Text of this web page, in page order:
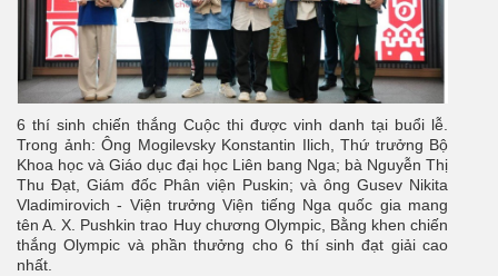
6 thí sinh chiến thắng Cuộc thi được vinh danh tại buổi lễ.
Trong ảnh: Ông Mogilevsky Konstantin Ilich, Thứ trưởng Bộ
Khoa học và Giáo dục đại học Liên bang Nga; bà Nguyễn Thị
Thu Đạt, Giám đốc Phân viện Puskin; và ông Gusev Nikita
Vladimirovich - Viện trưởng Viện tiếng Nga quốc gia mang
tên A. X. Pushkin trao Huy chương Olympic, Bằng khen chiến
thắng Olympic và phần thưởng cho 6 thí sinh đạt giải cao
nhất.